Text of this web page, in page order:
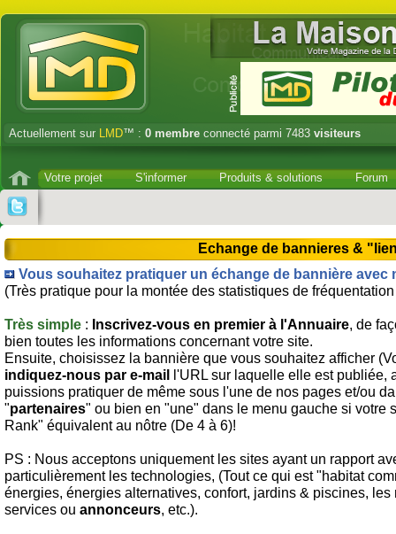
Actuellement sur LMD™ : 0 membre connecté parmi 7483 visiteurs
Votre projet S'informer Produits & solutions Forum
Echange de bannieres &
Vous souhaitez pratiquer un échange de bannière avec
(Très pratique pour la montée des statistiques de
Très simple : Inscrivez-vous en premier à l'Annuaire, de
bien toutes les informations concernant votre site.
Ensuite, choisissez la bannière que vous souhaitez afficher
indiquez-nous par e-mail l'URL sur laquelle elle est publiée,
puissions pratiquer de même sous l'une de nos pages et/ou
"partenaires" ou bien en "une" dans le menu gauche si votre
Rank" équivalent au nôtre (De 4 à 6)!
PS : Nous acceptons uniquement les sites ayant un rapport
particulièrement les technologies, (Tout ce qui est "habitat
énergies, énergies alternatives, confort, jardins & piscines, les
services ou annonceurs, etc.).